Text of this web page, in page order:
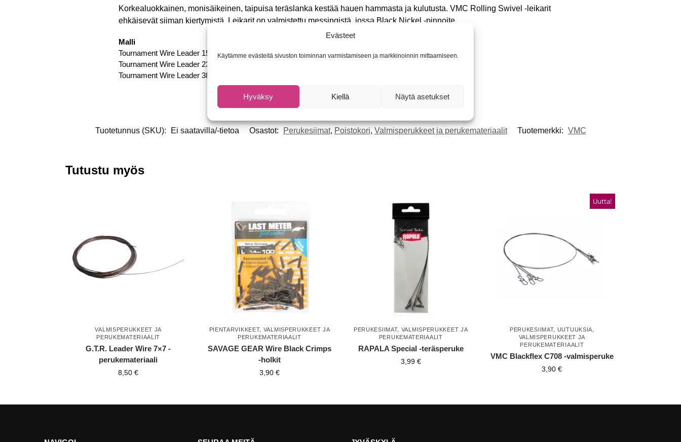
Evästeet
Käytämme evästeitä sivuston toiminnan varmistamiseen ja markkinoinnin mittaamiseen.
Hyväksy Kiellä Näytä asetukset
Korkealuokkainen, monisäikeinen, taipuisa teräslanka kestää hauen hammasta ja kulutusta. VMC Rolling Swivel -leikarit
ehkäisevät siiman kiertymistä. Leikarit on valmistettu messingistä, jossa Black Nickel -pinnoite.
Malli
Tournament Wire Leader 15cm 18kg 3 kpl -peruke
Tournament Wire Leader 23cm 18kg 3 kpl -peruke
Tournament Wire Leader 38cm 55kg 3 kpl -peruke
Tuotetunnus (SKU): Ei saatavilla/-tietoa Osastot: Perukesiimat, Poistokori, Valmisperukkeet ja perukemateriaalit Tuotemerkki: VMC
Tutustu myös
VALMISPERUKKEET JA
PERUKEMATERIAALIT
G.T.R. Leader Wire 7×7 -
perukemateriaali
8,50€
PIENTARVIKKEET, VALMISPERUKKEET JA
PERUKEMATERIAALIT
SAVAGE GEAR Wire Black Crimps
-holkit
3,90 €
PERUKESIIMAT, VALMISPERUKKEET JA
PERUKEMATERIAALIT
RAPALA Special -teräsperuke
3,99 €
Uutta!
PERUKESIIMAT, UUTUUKSIA
VALMISPERUKKEET JA
PERUKEMATERIAALIT
VMC Blackflex C708 -valmisperuke
3,90€